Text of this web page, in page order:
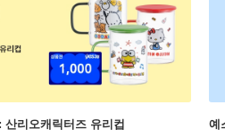
산리오캐릭터즈 유리컵 예